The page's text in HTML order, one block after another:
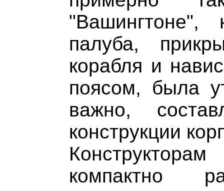
"Вашингтоне",
палуба,
корабля и
поясом, была
важно,
конструкции
компактно